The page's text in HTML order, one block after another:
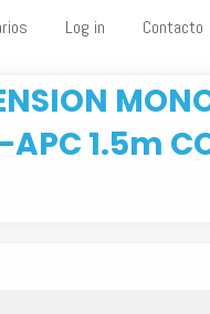
Log in Contacto
APC 1.5m